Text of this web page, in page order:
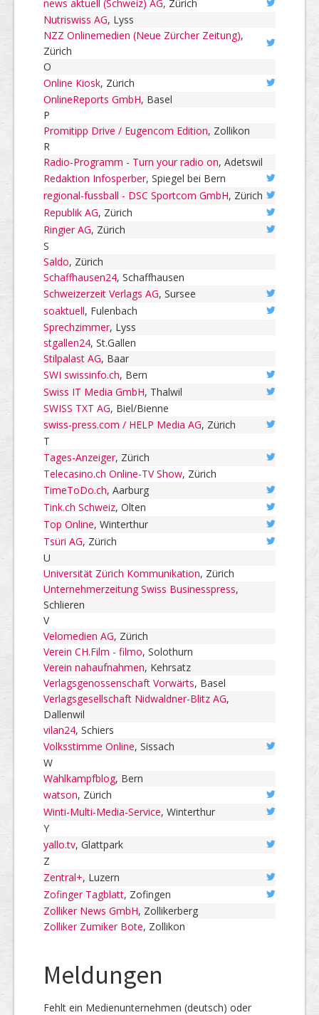
news aktuell (Schweiz) AG, Zürich
Nutriswiss AG, Lyss
NZZ Onlinemedien (Neue Zürcher Zeitung),
Zürich
O
Online Kiosk, Zürich
OnlineReports GmbH, Basel
P
Promitipp Drive / Eugencom Edition, Zollikon
R
Radio-Programm - Turn your radio on, Adetswil
Redaktion Infosperber, Spiegel bei Bern
regional-fussball - DSC Sportcom GmbH, Zürich
Republik AG, Zürich
Ringier AG, Zürich
S
Saldo, Zürich
Schaffhausen24, Schaffhausen
Schweizerzeit Verlags AG, Sursee
soaktuell, Fulenbach
Sprechzimmer, Lyss
stgallen24, St.Gallen
Stilpalast AG, Baar
SWI swissinfo.ch, Bern
Swiss IT Media GmbH, Thalwil
SWISS TXT AG, Biel/Bienne
swiss-press.com / HELP Media AG, Zürich
T
Tages-Anzeiger, Zürich
Telecasino.ch Online-TV Show, Zürich
TimeToDo.ch, Aarburg
Tink.ch Schweiz, Olten
Top Online, Winterthur
Tsüri AG, Zürich
U
Universität Zürich Kommunikation, Zürich
Unternehmerzeitung Swiss Businesspress,
Schlieren
V
Velomedien AG, Zürich
Verein CH.Film - filmo, Solothurn
Verein nahaufnahmen, Kehrsatz
Verlagsgenossenschaft Vorwärts, Basel
Verlagsgesellschaft Nidwaldner-Blitz AG,
Dallenwil
vilan24, Schiers
Volksstimme Online, Sissach
W
Wahlkampfblog, Bern
watson, Zürich
Winti-Multi-Media-Service, Winterthur
Y
yallo.tv, Glattpark
Z
Zentral+, Luzern
Zofinger Tagblatt, Zofingen
Zolliker News GmbH, Zollikerberg
Zolliker Zumiker Bote, Zollikon
Meldungen
Fehlt ein Medienunternehmen (deutsch) oder